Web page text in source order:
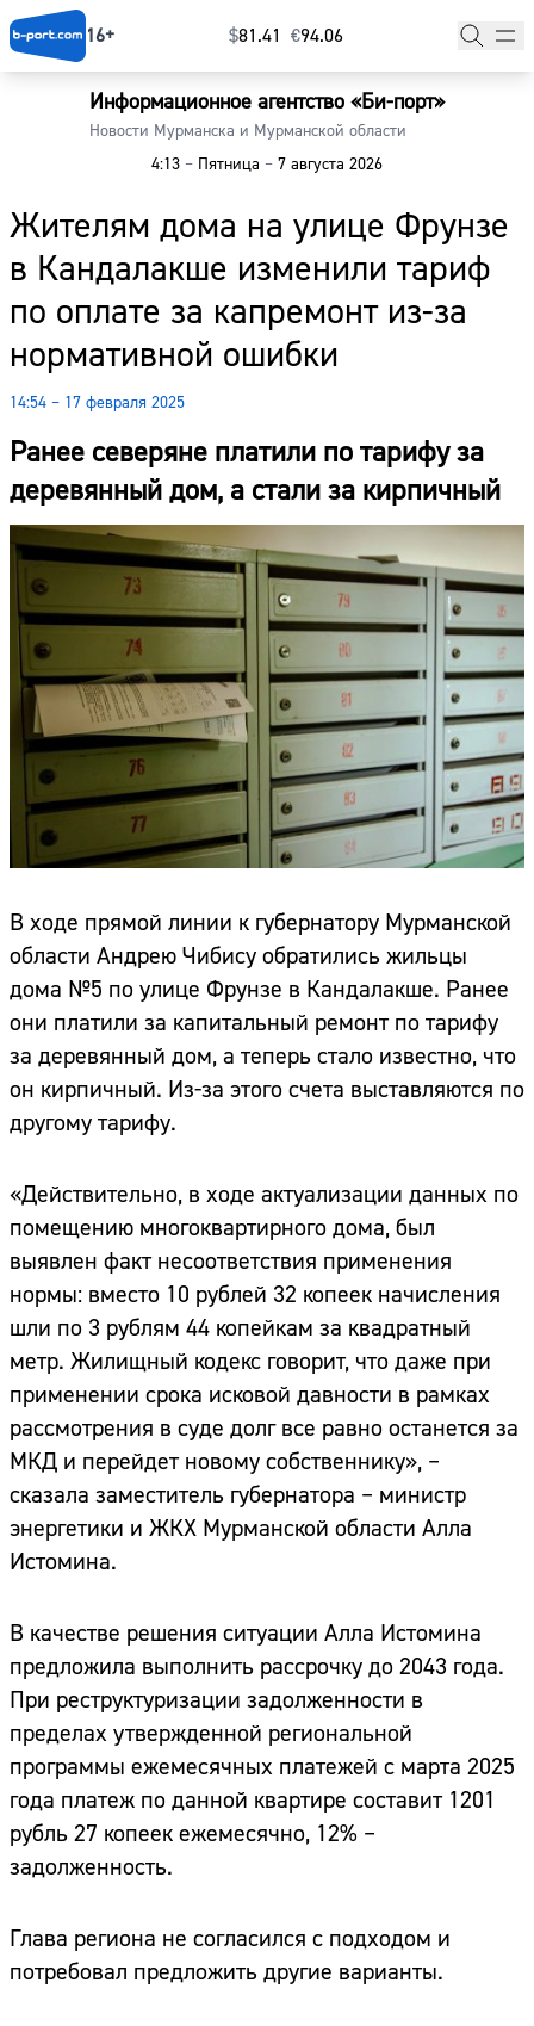
16+ $⁠81.41 €⁠94.06
Информационное агентство «Би-порт»
Новости Мурманска и Мурманской области
4:13 – Пятница – 7 августа 2026
Жителям дома на улице Фрунзе
в Кандалакше изменили тариф
по оплате за капремонт из-за
нормативной ошибки
14:54 – 17 февраля 2025
Ранее северяне платили по тарифу за
деревянный дом, а стали за кирпичный
В ходе прямой линии к губернатору Мурманской
области Андрею Чибису обратились жильцы
дома №5 по улице Фрунзе в Кандалакше. Ранее
они платили за капитальный ремонт по тарифу
за деревянный дом, а теперь стало известно, что
он кирпичный. Из-за этого счета выставляются по
другому тарифу.
«Действительно, в ходе актуализации данных по
помещению многоквартирного дома, был
выявлен факт несоответствия применения
нормы: вместо 10 рублей 32 копеек начисления
шли по 3 рублям 44 копейкам за квадратный
метр. Жилищный кодекс говорит, что даже при
применении срока исковой давности в рамках
рассмотрения в суде долг все равно останется за
МКД и перейдет новому собственнику», –
сказала заместитель губернатора – министр
энергетики и ЖКХ Мурманской области Алла
Истомина.
В качестве решения ситуации Алла Истомина
предложила выполнить рассрочку до 2043 года.
При реструктуризации задолженности в
пределах утвержденной региональной
программы ежемесячных платежей с марта 2025
года платеж по данной квартире составит 1201
рубль 27 копеек ежемесячно, 12% –
задолженность.
Глава региона не согласился с подходом и
потребовал предложить другие варианты.
Главная
Наши гости
Фоторепортажи
Погода
Курсы валют